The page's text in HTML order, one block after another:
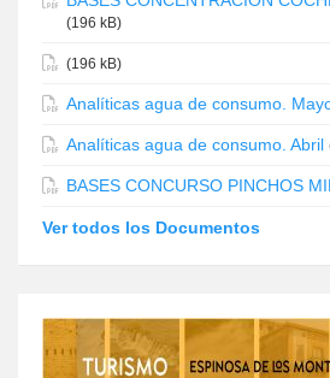
(196 kB)
(196 kB)
Analíticas agua de consumo.
Analíticas agua de consumo. Abril
BASES CONCURSO PINCHOS
Ver todos los Documentos